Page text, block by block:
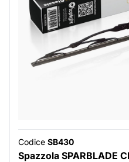
Codice SB430
Spazzola SPARBLADE